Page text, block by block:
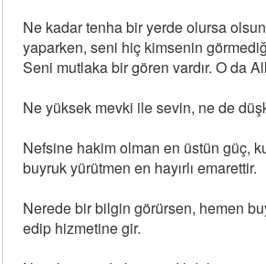
Ne kadar tenha bir yerde olursa
yaparken, seni hiç kimsenin
Seni mutlaka bir gören vardır. O da
Ne yüksek mevki ile sevin, ne de
Nefsine hakim olman en üstün güç,
buyruk yürütmen en hayırlı emarettir.
Nerede bir bilgin görürsen, hemen
edip hizmetine gir.